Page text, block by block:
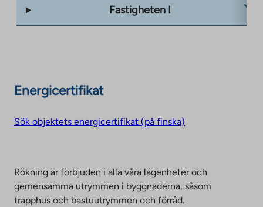
Fastigheten I
Energicertifikat
Sök objektets energicertifikat (på finska)
Rökning är förbjuden i alla våra lägenheter och
gemensamma utrymmen i byggnaderna, såsom
trapphus och bastuutrymmen och förråd.